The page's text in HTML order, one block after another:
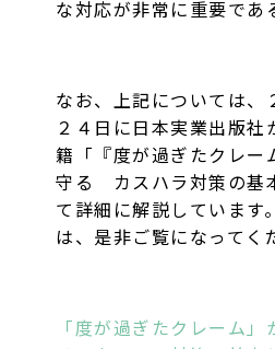
な対応が非常に重要であ
なお、上記については、
２４日に日本実業出版社
籍「『度が過ぎたクレー
守る カスハラ対策の基
て詳細に解説しています
は、是非ご覧になってく
「度が過ぎたクレーム